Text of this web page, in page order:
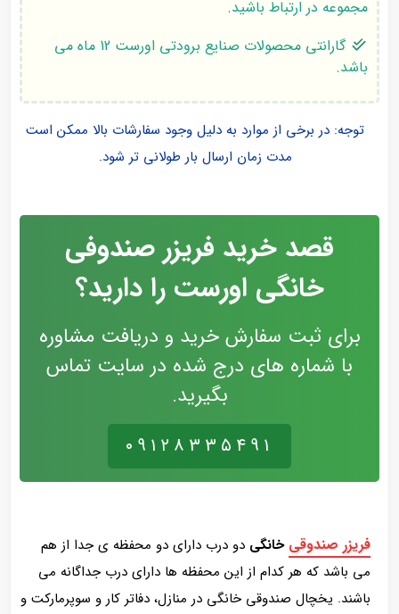
مجموعه در ارتباط باشید.
گارانتی محصولات صنایع برودتی اورست 12 ماه می
باشد.
توجه: در برخی از موارد به دلیل وجود سفارشات بالا ممکن است
مدت زمان ارسال بار طولانی تر شود.
قصد خرید فریزر صندوفی
خانگی اورست را دارید؟
برای ثبت سفارش خرید و دریافت مشاوره
با شماره های درج شده در سایت تماس
بگیرید.
۰۹۱۲۸۳۳۵۴۹۱
فریزر صندوقی خانگی دو درب دارای دو محفظه ی جدا از هم
می باشد که هر کدام از این محفظه ها دارای درب جداگانه می
باشند. یخچال صندوقی خانگی در منازل، دفاتر کار و سوپرمارکت و